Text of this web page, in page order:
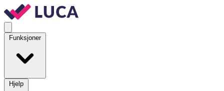
Funksjoner
Hjelp